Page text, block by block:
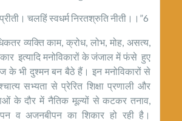
चलहिं स्वधर्म निरतश्रुति नीती।।”6
व्यक्ति काम, क्रोध, लोभ, मोह, असत्य,
इत्यादि मनोविकारों के जंजाल में फंसे हुए
के भी दुश्मन बन बैठे हैं। इन मनोविकारों से
सभ्यता से प्रेरित शिक्षा प्रणाली और
के दौर में नैतिक मूल्यों से कटकर तनाव,
व अजनबीपन का शिकार हो रही है।